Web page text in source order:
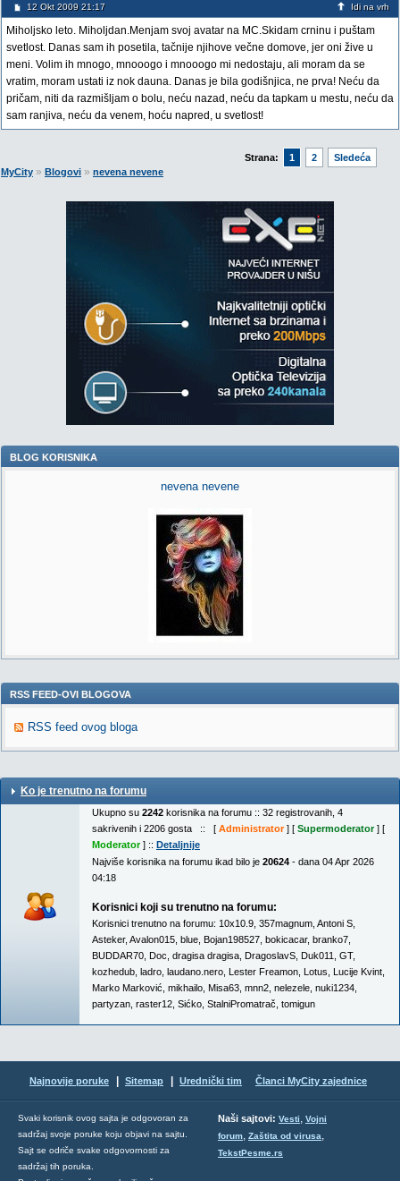
12 Okt 2009 21:17 Idi na vrh
Miholjsko leto. Miholjdan.Menjam svoj avatar na MC.Skidam crninu i puštam
svetlost. Danas sam ih posetila, tačnije njihove večne domove, jer oni žive u
meni. Volim ih mnogo, mnooogo i mnooogo mi nedostaju, ali moram da se
vratim, moram ustati iz nok dauna. Danas je bila godišnjica, ne prva! Neću da
pričam, niti da razmišljam o bolu, neću nazad, neću da tapkam u mestu, neću da
sam ranjiva, neću da venem, hoću napred, u svetlost!
Strana: 1 2
Sledeća
MyCity » Blogovi » nevena nevene
BLOG KORISNIKA
nevena nevene
RSS FEED-OVI BLOGOVA
RSS feed ovog bloga
Ko je trenutno na forumu
Ukupno su 2242 korisnika na forumu :: 32 registrovanih, 4
sakrivenih i 2206 gosta :: [ Administrator] [ Supermoderator] [
Moderator] :: Detaljnije
Najviše korisnika na forumu ikad bilo je 20624 - dana 04 Apr 2026
04:18
Korisnici koji su trenutno na forumu:
Korisnici trenutno na forumu: 10x10.9 357magnum Antoni S
Asteker, Avalon015 blue Bojan198527 bokicacar, branko7
BUDDAR70 Doc dragisa dragisa DragoslavS Duk011 GT,
kozhedub ladro laudano.nero Lester Freamon Lotus Lucije Kvint
Marko Marković mikhailo Misa63 mnn2 nelezele nuki1234
partyzan raster12 Sićko StalniPromatrač tomigun
Najnovije poruke Sitemap Urednički tim Članci MyCity zajednice
Svaki korisnik ovog sajta je odgovoran za
sadržaj svoje poruke koju objavi na sajtu.
Sajt se odriče svake odgovornosti za
sadržaj tih poruka.
Naši sajtovi: Vesti, Vojni
forum, Zaštita od virusa,
TekstPesme.rs